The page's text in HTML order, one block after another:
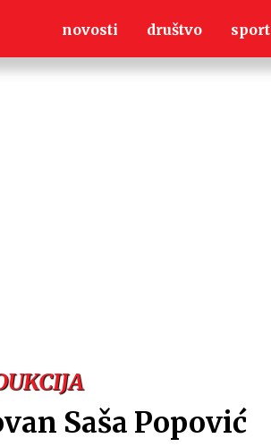
novosti društvo sport
Saša Popović